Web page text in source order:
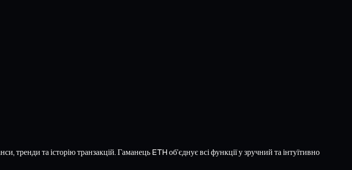
тренди та історію транзакцій. Гаманець ETH об’єднує всі функції у зручний та інтуїтивно